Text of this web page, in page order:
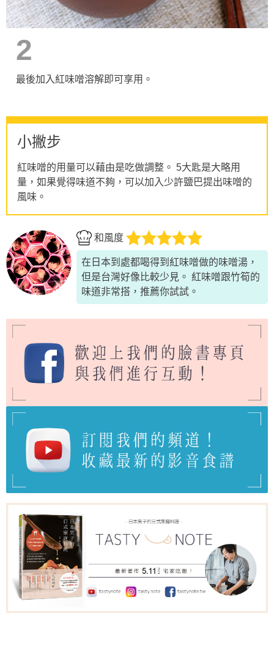
2
最後加入紅味噌溶解即可享用。
小撇步
紅味噌的用量可以藉由是吃做調整。 5大匙是大略用
量，如果覺得味道不夠，可以加入少許鹽巴提出味噌的
風味。
和風度
在日本到處都喝得到紅味噌做的味噌湯，
但是台灣好像比較少見。 紅味噌跟竹筍的
味道非常搭，推薦你試試。